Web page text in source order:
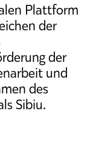
Plattform
der
der
und
des
Sibiu.